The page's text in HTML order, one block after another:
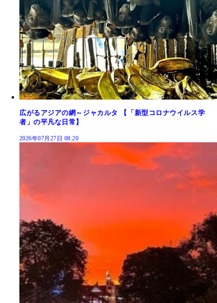
広がるアジアの網～ジャカルタ 【「新型コロナウイルス学
者」の平凡な日常】
2026年07月27日 08:20